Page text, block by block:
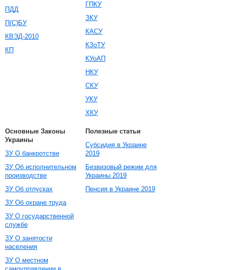
ПДД
П(С)БУ
КВЭД-2010
КП
ГПКУ
ЗКУ
КАСУ
КЗоТУ
КУоАП
НКУ
СКУ
УКУ
ХКУ
Основные Законы
Украины
ЗУ О банкротстве
ЗУ Об исполнительном
производстве
ЗУ Об отпусках
ЗУ Об охране труда
ЗУ О государственной
службе
ЗУ О занятости
населения
ЗУ О местном
Полезные статьи
Субсидия в Украине
2019
Безвизовый режим для
Украины 2019
Пенсия в Украине 2019